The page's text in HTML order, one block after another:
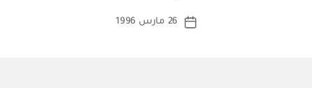
كاتب
ة
تاريخ
26 مارس 1996